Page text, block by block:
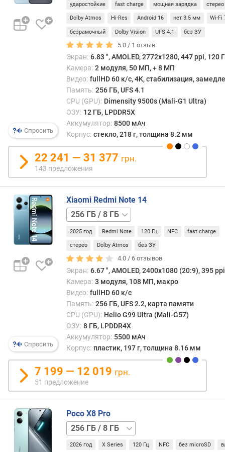
в
для
того,
такие
о
г
и
и
д
ш
е
в
п
о
о
п
о
д
д
Спросить
ударостойкие fast charge мощная зарядка стерео
Dolby Atmos Hi-Res Android 16 нет 3.5 мм Wi-Fi
безрамочный Dolby Vision UFS 4.1 без ЗУ
5.0 / 1 отзыв
Экран: 6.83 ", AMOLED, 2772x1280, 447 ppi, 120
Камера: 2 модуля, 50 МП, + 8 МП
Видео: fullHD 60 к/с, 4K, стабилизация,
Память: 256 ГБ, UFS 4.1
CPU (GPU): Dimensity 9500s (Mali-G1 Ultra)
ОЗУ: 12 ГБ, LPDDR5X
Аккумулятор: 8500 мАч
Корпус: стекло, 218 г, толщина 8.2 мм
22 241 — 31 377 грн.
143 предложения
Спросить
Xiaomi Redmi Note 14
128 ГБ
/
6 ГБ128 ГБ
8 ГБ
2025 год Redmi Note 120 Гц NFC fast charge
стерео Dolby Atmos без ЗУ
4.0 / 6 отзывов
Экран: 6.67 ", AMOLED, 2400x1080 (20:9), 395
Камера: 3 модуля, 108 МП, макро
Видео: fullHD 60 к/с
Память: 256 ГБ, UFS 2.2, карта памяти
CPU (GPU): Helio G99 Ultra (Mali-G57)
ОЗУ: 8 ГБ, LPDDR4X
Аккумулятор: 5500 мАч
Корпус: пластик, 197 г, толщина 8.16 мм
7 199 — 12 019 грн.
51 предложение
Poco X8 Pro
256 ГБ
/
12 ГБ512 ГБ
2026 год X Series 120 Гц NFC без microSD